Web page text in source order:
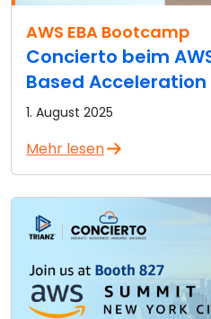
AWS EBA Bootcamp
Concierto beim
Based
1. August 2025
Mehr lesen